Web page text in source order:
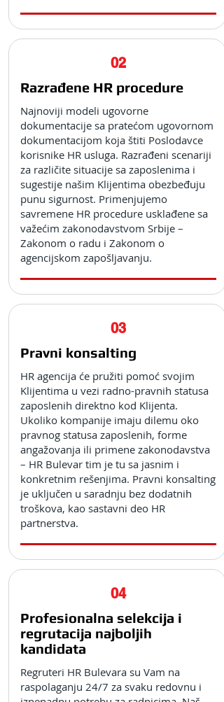
02
Razrađene HR procedure
Najnoviji modeli ugovorne
dokumentacije sa pratećom ugovornom
dokumentacijom koja štiti Poslodavce
korisnike HR usluga. Razrađeni scenariji
za različite situacije sa zaposlenima i
sugestije našim Klijentima obezbeđuju
punu sigurnost. Primenjujemo
savremene HR procedure usklađene sa
važećim zakonodavstvom Srbije –
Zakonom o radu i Zakonom o
agencijskom zapošljavanju.
03
Pravni konsalting
HR agencija će pružiti pomoć svojim
Klijentima u vezi radno-pravnih statusa
zaposlenih direktno kod Klijenta.
Ukoliko kompanije imaju dilemu oko
pravnog statusa zaposlenih, forme
angažovanja ili primene zakonodavstva
– HR Bulevar tim je tu sa jasnim i
konkretnim rešenjima. Pravni konsalting
je uključen u saradnju bez dodatnih
troškova, kao sastavni deo HR
partnerstva.
04
Profesionalna selekcija i
regrutacija najboljih
kandidata
Regruteri HR Bulevara su Vam na
raspolaganju 24/7 za svaku redovnu i